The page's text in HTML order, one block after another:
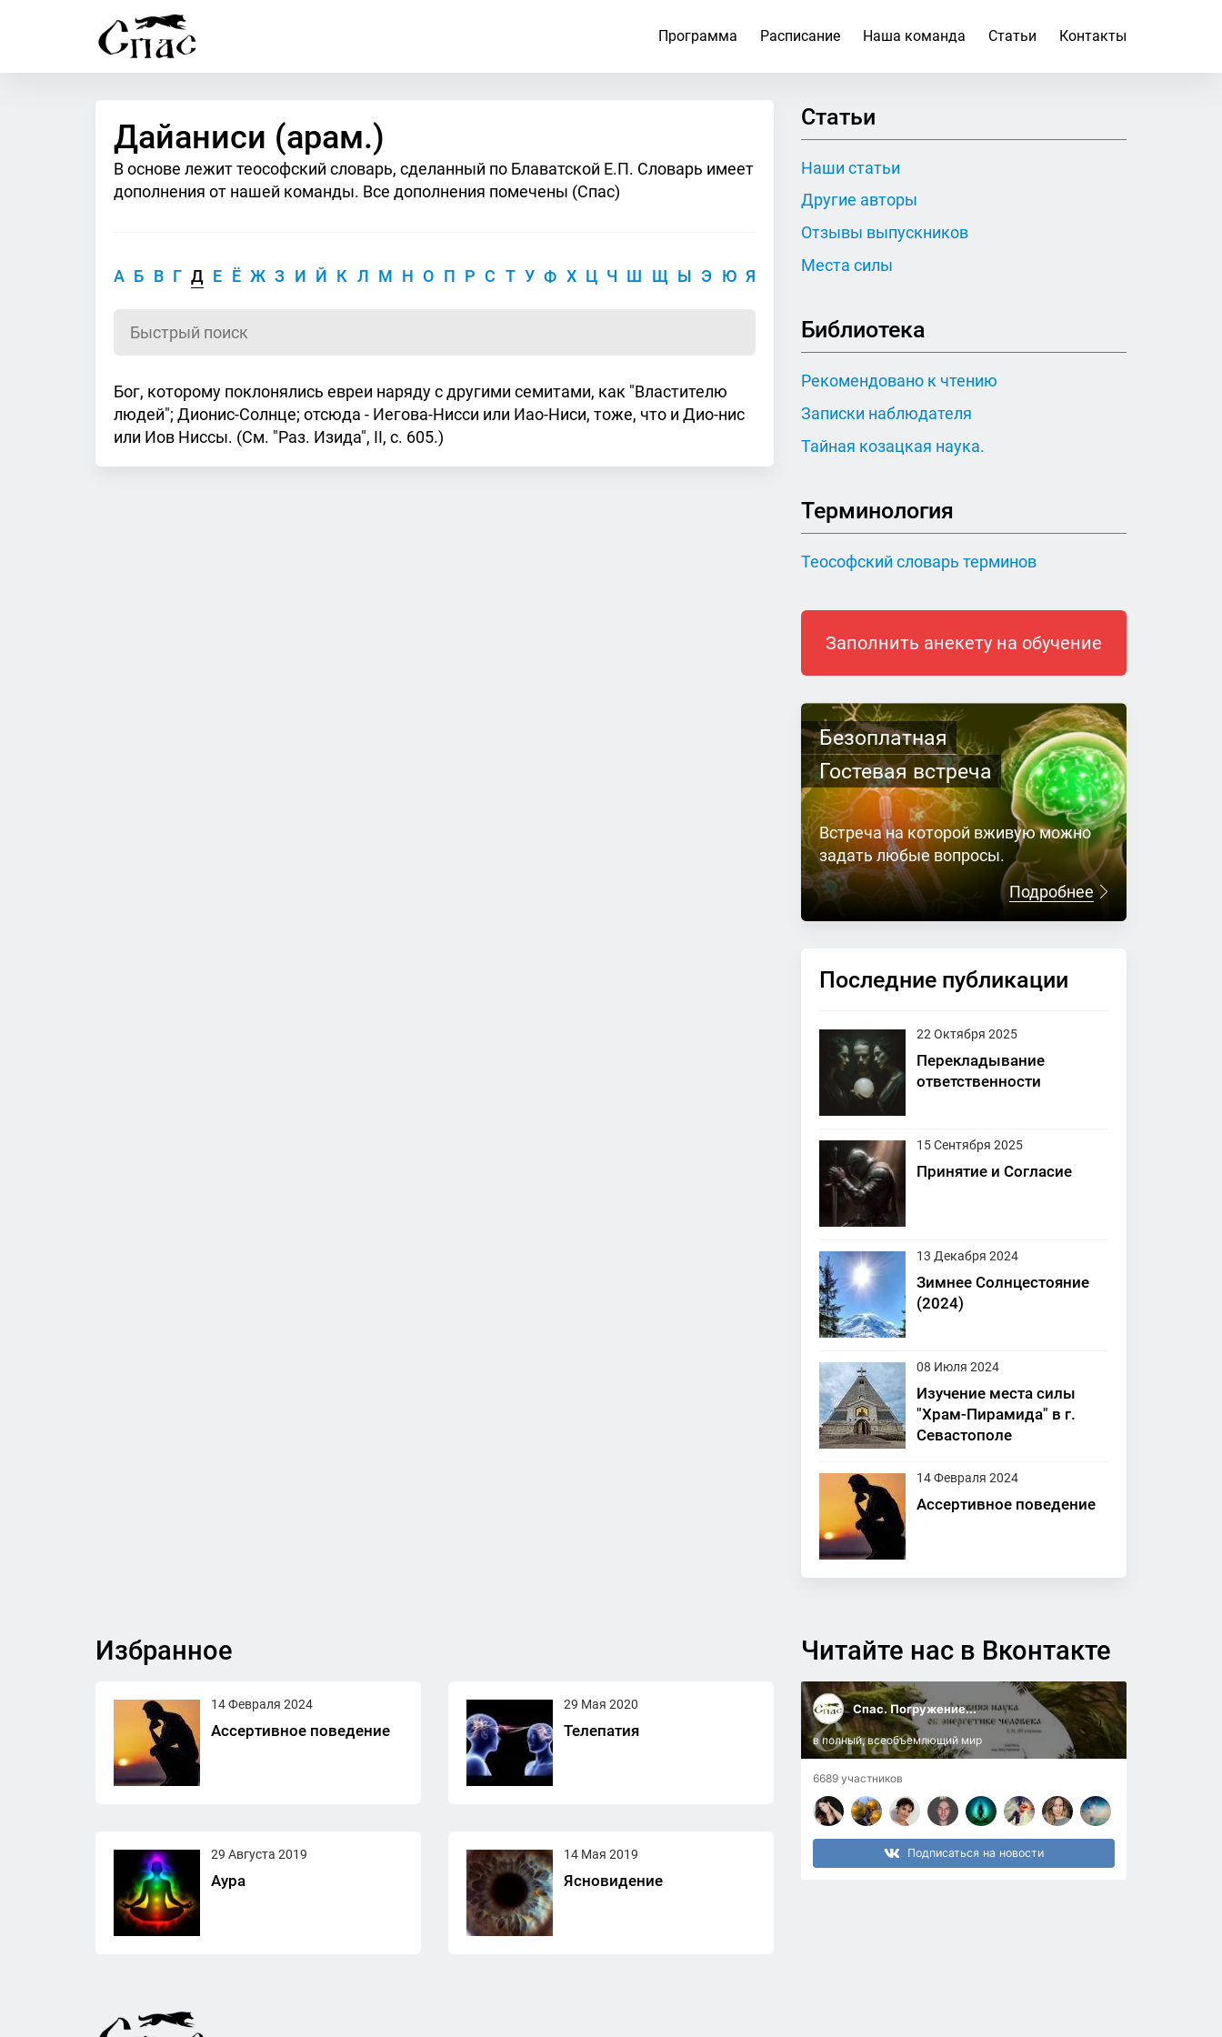
Программа Расписание Наша команда Статьи Контакты
Дайаниси (арам.)
В основе лежит теософский словарь, сделанный по Блаватской Е.П. Словарь имеет
дополнения от нашей команды. Все дополнения помечены (Спас)
А Б В Г Д Е Ё Ж З И Й К Л М Н О П Р С Т У Ф Х Ц Ч Ш Щ Ы Э Ю Я
Бог, которому поклонялись евреи наряду с другими семитами, как "Властителю
людей"; Дионис-Солнце; отсюда - Иегова-Нисси или Иао-Ниси, тоже, что и Дио-нис
или Иов Ниссы. (См. "Раз. Изида", II, с. 605.)
Статьи
Наши статьи
Другие авторы
Отзывы выпускников
Места силы
Библиотека
Рекомендовано к чтению
Записки наблюдателя
Тайная козацкая наука.
Терминология
Теософский словарь терминов
Заполнить анекету на обучение
Безоплатная
Гостевая встреча
Встреча на которой вживую можно
задать любые вопросы.
Подробнее
Последние публикации
22 Октября 2025
Перекладывание
ответственности
15 Сентября 2025
Принятие и Согласие
13 Декабря 2024
Зимнее Солнцестояние
(2024)
08 Июля 2024
Изучение места силы
"Храм-Пирамида" в г.
Севастополе
14 Февраля 2024
Ассертивное поведение
Избранное
14 Февраля 2024
Ассертивное поведение
29 Мая 2020
Телепатия
29 Августа 2019
Аура
14 Мая 2019
Ясновидение
Читайте нас в Вконтакте
Спас. Погружение...
в полный, всеобъемлющий мир
6689 участников
Подписаться на новости